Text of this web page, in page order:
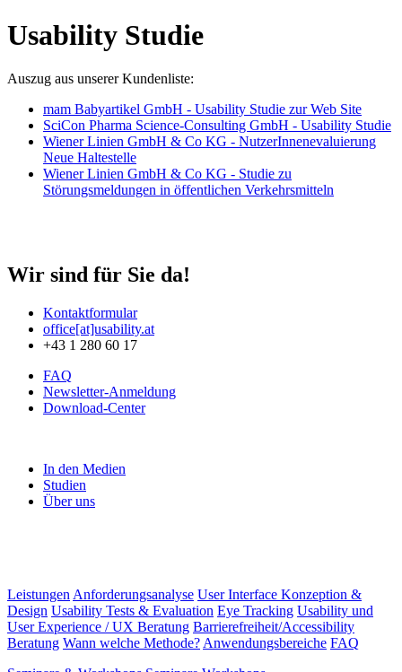
Usability Studie
Auszug aus unserer Kundenliste:
mam Babyartikel GmbH - Usability Studie zur Web Site
SciCon Pharma Science-Consulting GmbH - Usability Studie
Wiener Linien GmbH & Co KG - NutzerInnenevaluierung
Neue Haltestelle
Wiener Linien GmbH & Co KG - Studie zu
Störungsmeldungen in öffentlichen Verkehrsmitteln
Wir sind für Sie da!
Kontaktformular
office[at]usability.at
+43 1 280 60 17
FAQ
Newsletter-Anmeldung
Download-Center
In den Medien
Studien
Über uns
Leistungen Anforderungsanalyse User Interface Konzeption &
Design Usability Tests & Evaluation Eye Tracking Usability und
User Experience / UX Beratung Barrierefreiheit/Accessibility
Beratung Wann welche Methode? Anwendungsbereiche FAQ